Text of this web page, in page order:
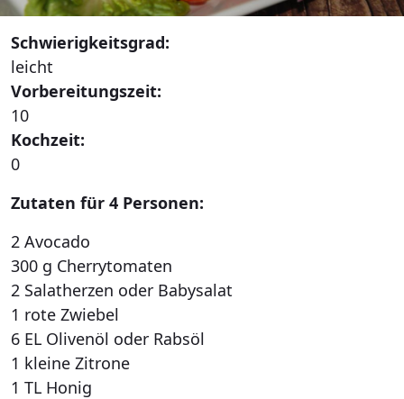
Schwierigkeitsgrad:
leicht
Vorbereitungszeit:
10
Kochzeit:
0
Zutaten für 4 Personen:
2 Avocado
300 g Cherrytomaten
2 Salatherzen oder Babysalat
1 rote Zwiebel
6 EL Olivenöl oder Rabsöl
1 kleine Zitrone
1 TL Honig